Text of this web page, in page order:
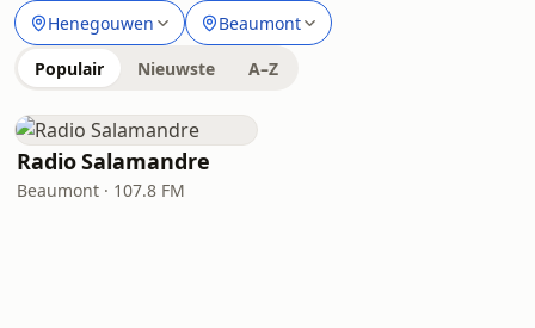
Henegouwen Beaumont
Populair Nieuwste A–Z
Radio Salamandre
Beaumont · 107.8 FM